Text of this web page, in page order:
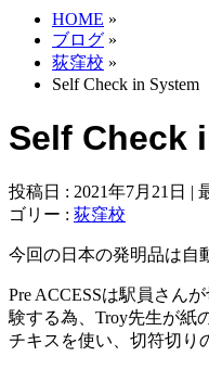
HOME »
ブログ »
荻窪校 »
Self Check in System
Self Check
投稿日 : 2021年7月21日
ゴリー : 荻窪校
今回の日本の発明品は自
Pre ACCESSは駅員さん
験する為、Troy先生が紙
チキスを使い、切符切り